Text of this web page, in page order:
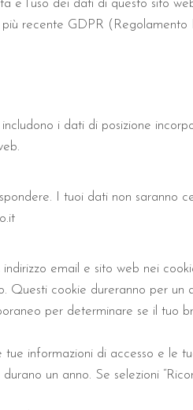
e l’uso dei dati di questo sito
recente GDPR
i dati di posizione
I tuoi dati non saranno
email e sito web nei
Questi cookie dureranno per un
per determinare se il tuo
informazioni di accesso e le
un anno. Se selezioni